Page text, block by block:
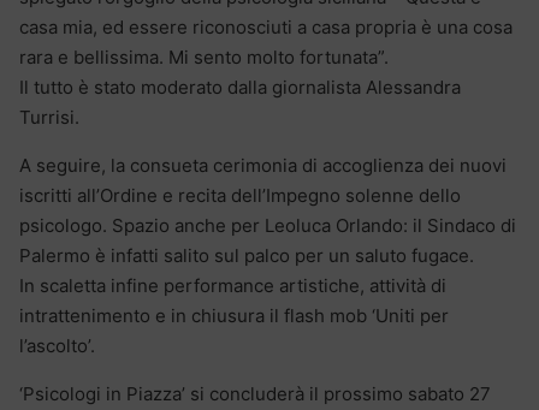
casa mia, ed essere riconosciuti a casa propria è una cosa
rara e bellissima. Mi sento molto fortunata”.
Il tutto è stato moderato dalla giornalista Alessandra
Turrisi.
A seguire, la consueta cerimonia di accoglienza dei nuovi
iscritti all’Ordine e recita dell’Impegno solenne dello
psicologo. Spazio anche per Leoluca Orlando: il Sindaco di
Palermo è infatti salito sul palco per un saluto fugace.
In scaletta infine performance artistiche, attività di
intrattenimento e in chiusura il flash mob ‘Uniti per
l’ascolto’.
‘Psicologi in Piazza’ si concluderà il prossimo sabato 27